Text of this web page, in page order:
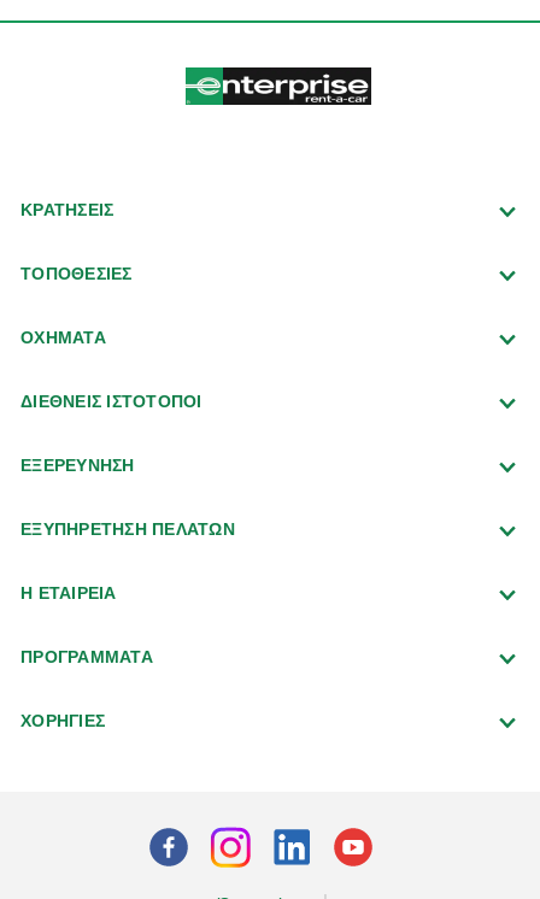
ΚΡΑΤΗΣΕΙΣ
ΤΟΠΟΘΕΣΙΕΣ
ΟΧΗΜΑΤΑ
ΔΙΕΘΝΕΙΣ ΙΣΤΟΤΟΠΟΙ
ΕΞΕΡΕΥΝΗΣΗ
ΕΞΥΠΗΡΕΤΗΣΗ ΠΕΛΑΤΩΝ
Η ΕΤΑΙΡΕΙΑ
ΠΡΟΓΡΑΜΜΑΤΑ
ΧΟΡΗΓΙΕΣ